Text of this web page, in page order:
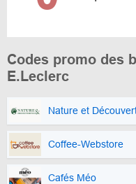
Codes promo des
E.Leclerc
Nature et
Coffee-Webstore
Cafés Méo